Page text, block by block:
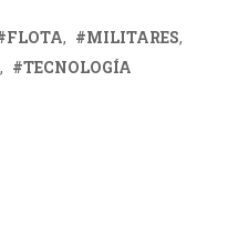
FLOTA
MILITARES
TECNOLOGÍA